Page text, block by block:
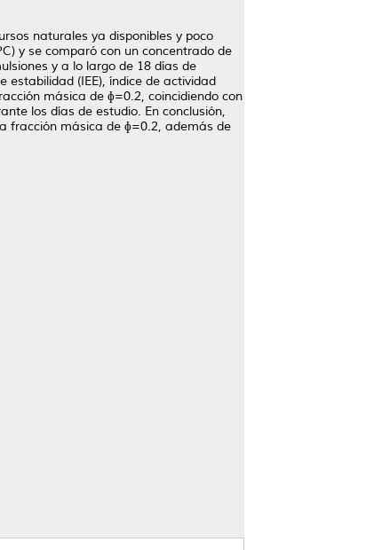
naturales ya disponibles y poco
y se comparó con un concentrado de
y a lo largo de 18 días de
estabilidad (IEE), índice de actividad
másica de ɸ=0.2, coincidiendo con
los días de estudio. En conclusión,
fracción másica de ɸ=0.2, además de